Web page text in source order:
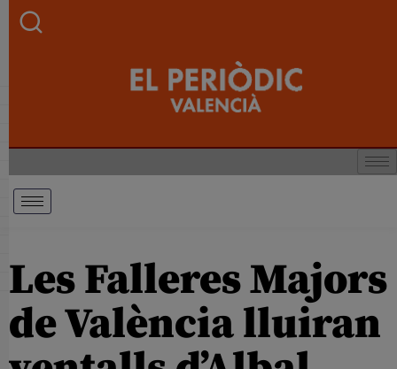
Les Falleres Majors
de València lluiran